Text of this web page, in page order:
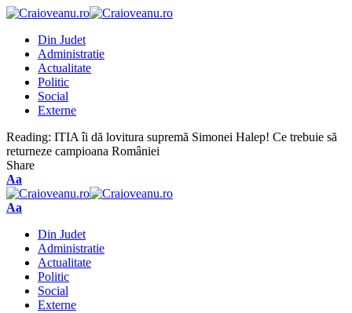
Din Judet
Administratie
Actualitate
Politic
Social
Externe
Reading: ITIA îi dă lovitura supremă Simonei Halep! Ce trebuie să
returneze campioana României
Share
Aa
Aa
Din Judet
Administratie
Actualitate
Politic
Social
Externe